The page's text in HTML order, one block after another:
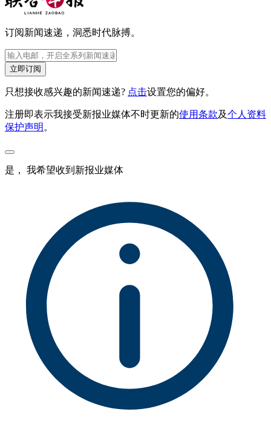
订阅新闻速递，洞悉时代脉搏。
立即订阅
只想接收感兴趣的新闻速递? 点击设置您的偏好。
注册即表示我接受新报业媒体不时更新的使用条款及个人资料
保护声明 。
是， 我希望收到新报业媒体